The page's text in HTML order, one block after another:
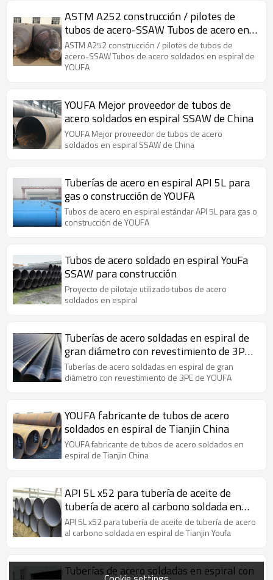
ASTM A252 construcción / pilotes de
tubos de acero-SSAW Tubos de acero en
espiral
ASTM A252 construcción / pilotes de tubos de
acero-SSAW Tubos de acero soldados en espiral de
YOUFA
YOUFA Mejor proveedor de tubos de
acero soldados en espiral SSAW de China
YOUFA Mejor proveedor de tubos de acero
soldados en espiral SSAW de China
Tuberías de acero en espiral API 5L para
gas o construcción de YOUFA
Tubos de acero en espiral estándar API 5L para gas o
construcción de YOUFA
Tubos de acero soldado en espiral YouFa
SSAW para construcción
Proyecto de pilotaje utilizado tubos de acero
soldados en espiral
Tuberías de acero soldadas en espiral de
gran diámetro con revestimiento de 3PE
de YOUFA
Tuberías de acero soldadas en espiral de gran
diámetro con revestimiento de 3PE de YOUFA
YOUFA fabricante de tubos de acero
soldados en espiral de Tianjin China
YOUFA fabricante de tubos de acero soldados en
espiral de Tianjin China
API 5L x52 para tubería de aceite de
tubería de acero al carbono soldada en
espiral
API 5L x52 para tubería de aceite de tubería de acero
al carbono soldada en espiral de Tianjin Youfa
Tuberías de acero soldadas en espiral con